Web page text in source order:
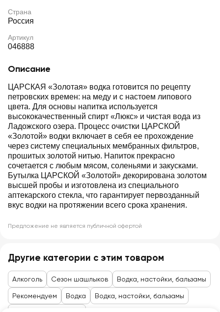
Страна
Россия
Артикул
046888
Описание
ЦАРСКАЯ «Золотая» водка готовится по рецепту
петровских времен: на меду и с настоем липового
цвета. Для основы напитка используется
высококачественный спирт «Люкс» и чистая вода из
Ладожского озера. Процесс очистки ЦАРСКОЙ
«Золотой» водки включает в себя ее прохождение
через систему специальных мембранных фильтров,
прошитых золотой нитью. Напиток прекрасно
сочетается с любым мясом, соленьями и закусками.
Бутылка ЦАРСКОЙ «Золотой» декорирована золотом
высшей пробы и изготовлена из специального
аптекарского стекла, что гарантирует первозданный
вкус водки на протяжении всего срока хранения.
Предложение не является публичной офертой
Другие категории с этим товаром
Алкоголь Сезон шашлыков Водка, настойки, бальзамы
Рекомендуем Водка Водка, настойки, бальзамы